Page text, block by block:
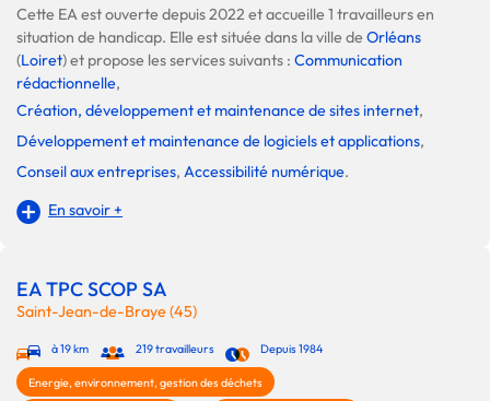
Cette EA est ouverte depuis 2022 et accueille 1 travailleurs en
situation de handicap. Elle est située dans la ville deOrléans
(Loiret) et propose les services suivants : Communication
rédactionnelle,
Création, développement et maintenance de sites internet,
Développement et maintenance de logiciels et applications,
Conseil aux entreprises, Accessibilité numérique.
En savoir +
EA TPC SCOP SA
Saint-Jean-de-Braye (45)
à 19 km 219 travailleurs Depuis 1984
Energie, environnement, gestion des déchets